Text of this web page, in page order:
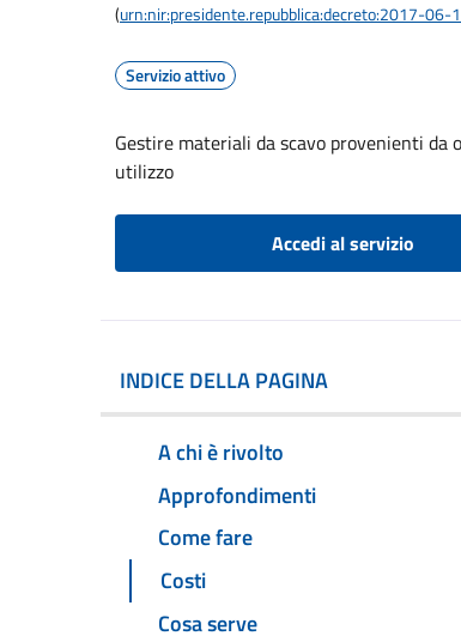
(urn:nir:presidente.repubblica:decreto:2017-
Servizio attivo
Gestire materiali da scavo provenienti da
utilizzo
Accedi al servizio
INDICE DELLA PAGINA
A chi è rivolto
Approfondimenti
Come fare
Costi
Cosa serve